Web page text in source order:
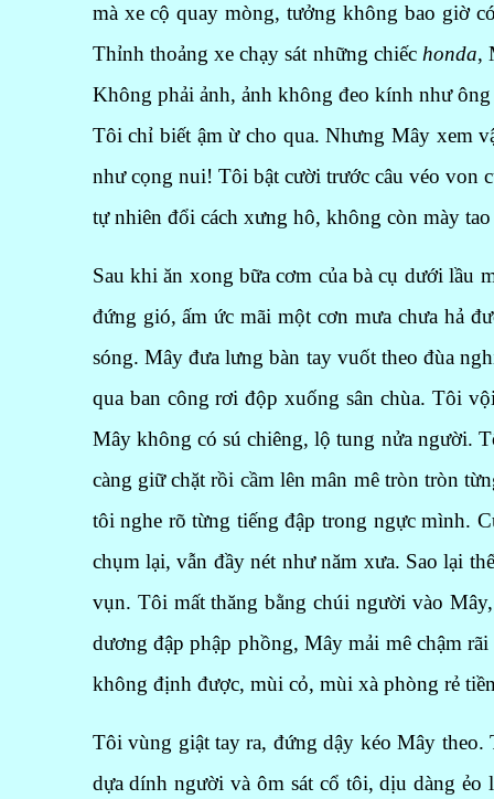
mà xe cộ quay mòng, tưởng không bao giờ
Thỉnh thoảng xe chạy sát những chiếc honda,
Không phải ảnh, ảnh không đeo kính như
Tôi chỉ biết ậm ừ cho qua. Nhưng Mây xem
như cọng nui! Tôi bật cười trước câu véo von
tự nhiên đổi cách xưng hô, không còn mày
Sau khi ăn xong bữa cơm của bà cụ dưới lầu
đứng gió, ấm ức mãi một cơn mưa chưa hả
sóng. Mây đưa lưng bàn tay vuốt theo đùa
qua ban công rơi độp xuống sân chùa. Tôi
Mây không có sú chiêng, lộ tung nửa người.
càng giữ chặt rồi cầm lên mân mê tròn tròn
tôi nghe rõ từng tiếng đập trong ngực mình.
chụm lại, vẫn đầy nét như năm xưa. Sao lại
vụn. Tôi mất thăng bằng chúi người vào
dương đập phập phồng, Mây mải mê chậm
không định được, mùi cỏ, mùi xà phòng rẻ
Tôi vùng giật tay ra, đứng dậy kéo Mây
dựa dính người và ôm sát cổ tôi, dịu dàng